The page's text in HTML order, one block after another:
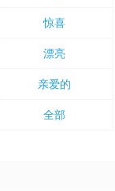
惊喜
漂亮
亲爱的
全部